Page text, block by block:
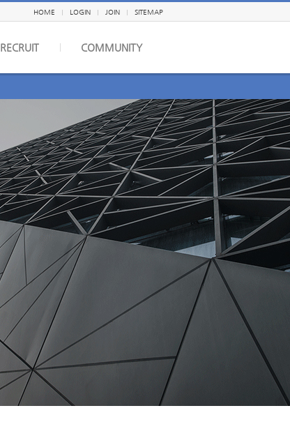
HOME LOGIN JOIN SITEMAP
RECRUIT COMMUNITY